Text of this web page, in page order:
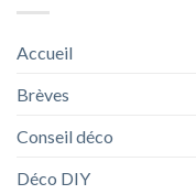
Accueil
Brèves
Conseil déco
Déco DIY